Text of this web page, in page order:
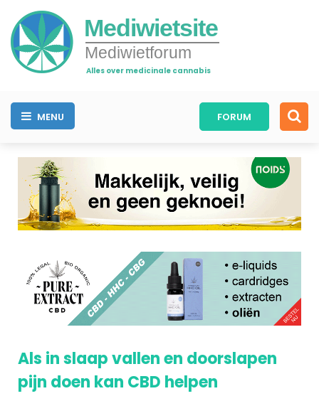
Mediwietsite
Mediwietforum
Alles over medicinale cannabis
MENU FORUM
Als in slaap vallen en doorslapen
pijn doen kan CBD helpen